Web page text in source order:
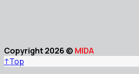
Copyright 2026 © MIDA
↑Top